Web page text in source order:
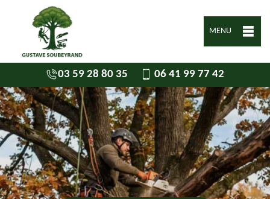
MENU
03 59 28 80 35 06 41 99 77 42